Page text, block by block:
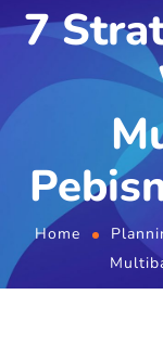
7
Home